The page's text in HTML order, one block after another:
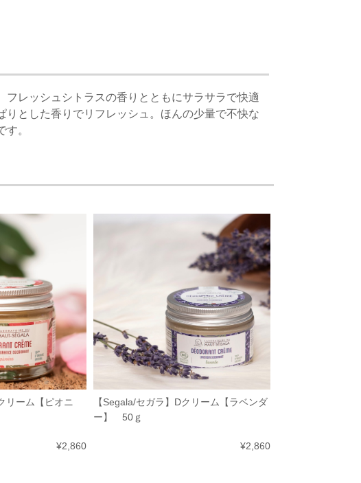
レッシュシトラスの香りとともにサラサラで快適
とした香りでリフレッシュ。ほんの少量で不快な
。
リーム【ピオニ
¥2,860
【Segala/セガラ】Dクリーム【ラベンダ
ー】 50ｇ
¥2,860